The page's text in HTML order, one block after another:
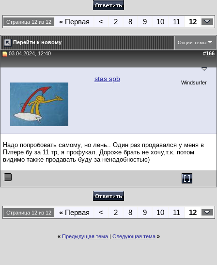
Страница 12 из 12 «Первая < 2 8 9 10 11 12
Перейти к новому Опции темы
03.04.2024, 12:40 #166
stas spb Windsurfer
Надо попробовать самому, но лень.. Один раз продавался у меня в
Питере бу за 11 тр, я профукал. Дороже брать не хочу,т.к. потом
видимо также продавать буду за ненадобностью)
Страница 12 из 12 «Первая < 2 8 9 10 11 12
« Предыдущая тема| Следующая тема »